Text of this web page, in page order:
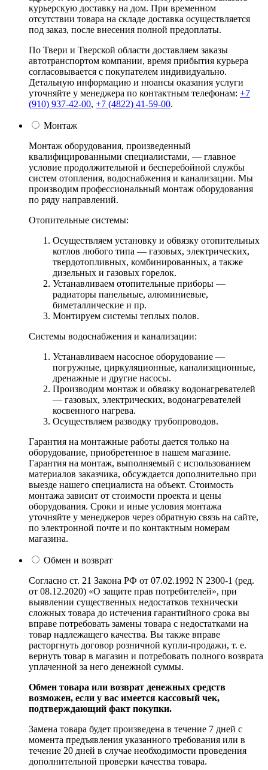
курьерскую доставку на дом. При временном
отсутствии товара на складе доставка осуществляется
под заказ, после внесения полной предоплаты.
По Твери и Тверской области доставляем заказы
автотранспортом компании, время прибытия курьера
согласовывается с покупателем индивидуально.
Детальную информацию и нюансы оказания услуги
уточняйте у менеджера по контактным телефонам: +7
(910) 937-42-00, +7 (4822) 41-59-00.
Монтаж
Монтаж оборудования, произведенный
квалифицированными специалистами, — главное
условие продолжительной и бесперебойной службы
систем отопления, водоснабжения и канализации. Мы
производим профессиональный монтаж оборудования
по ряду направлений.
Отопительные системы:
Осуществляем установку и обвязку отопительных
котлов любого типа — газовых, электрических,
твердотопливных, комбинированных, а также
дизельных и газовых горелок.
Устанавливаем отопительные приборы —
радиаторы панельные, алюминиевые,
биметаллические и пр.
Монтируем системы теплых полов.
Системы водоснабжения и канализации:
Устанавливаем насосное оборудование —
погружные, циркуляционные, канализационные,
дренажные и другие насосы.
Производим монтаж и обвязку водонагревателей
— газовых, электрических, водонагревателей
косвенного нагрева.
Осуществляем разводку трубопроводов.
Гарантия на монтажные работы дается только на
оборудование, приобретенное в нашем магазине.
Гарантия на монтаж, выполняемый с использованием
материалов заказчика, обсуждается дополнительно при
выезде нашего специалиста на объект. Стоимость
монтажа зависит от стоимости проекта и цены
оборудования. Сроки и иные условия монтажа
уточняйте у менеджеров через обратную связь на сайте,
по электронной почте и по контактным номерам
магазина.
Обмен и возврат
Согласно ст. 21 Закона РФ от 07.02.1992 N 2300-1 (ред.
от 08.12.2020) «О защите прав потребителей», при
выявлении существенных недостатков технически
сложных товара до истечения гарантийного срока вы
вправе потребовать замены товара с недостатками на
товар надлежащего качества. Вы также вправе
расторгнуть договор розничной купли-продажи, т. е.
вернуть товар в магазин и потребовать полного возврата
уплаченной за него денежной суммы.
Обмен товара или возврат денежных средств
возможен, если у вас имеется кассовый чек,
подтверждающий факт покупки.
Замена товара будет произведена в течение 7 дней с
момента предъявления указанного требования или в
течение 20 дней в случае необходимости проведения
дополнительной проверки качества товара.